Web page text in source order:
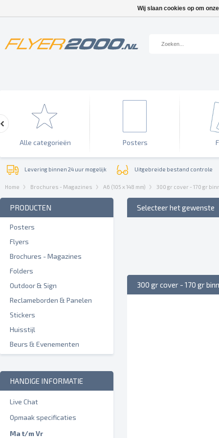
Alle categorieën Posters
Levering binnen 24 uur mogelijk Uitgebreide bestand controle
Home Brochures - Magazines A6 (105 x 148 mm) 300 gr cover - 170 gr
PRODUCTEN
Posters
Flyers
Brochures - Magazines
Folders
Outdoor & Sign
Reclameborden & Panelen
Stickers
Huisstijl
Beurs & Evenementen
HANDIGE INFORMATIE
Live Chat
Opmaak specificaties
Ma t/m Vr
Selecteer het gewenste
300 gr cover - 170 gr
Wij slaan cookies op om